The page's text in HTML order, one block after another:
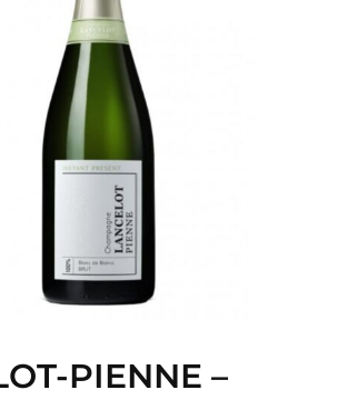
PIENNE –